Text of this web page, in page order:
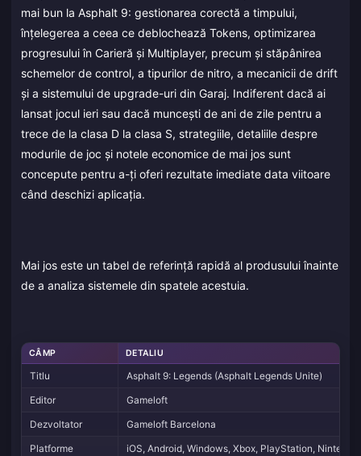
mai bun la Asphalt 9: gestionarea corectă a timpului,
înțelegerea a ceea ce deblochează Tokens, optimizarea
progresului în Carieră și Multiplayer, precum și stăpânirea
schemelor de control, a tipurilor de nitro, a mecanicii de drift
și a sistemului de upgrade-uri din Garaj. Indiferent dacă ai
lansat jocul ieri sau dacă muncești de ani de zile pentru a
trece de la clasa D la clasa S, strategiile, detaliile despre
modurile de joc și notele economice de mai jos sunt
concepute pentru a-ți oferi rezultate imediate data viitoare
când deschizi aplicația.
Mai jos este un tabel de referință rapidă al produsului înainte
de a analiza sistemele din spatele acestuia.
CÂMP DETALIU
Titlu
Asphalt 9: Legends (Asphalt Legends Unite)
Editor
Gameloft
Dezvoltator
Gameloft Barcelona
Platforme
iOS, Android, Windows, Xbox, PlayStation,